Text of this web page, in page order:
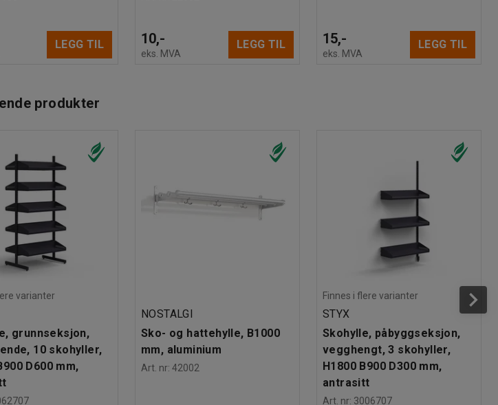
LEGG TIL 10,-
eks. MVA
LEGG TIL 15,-
eks. MVA
LEGG TIL
produkter
varianter
grunnseksjon,
10 skohyller,
D600 mm,
NOSTALGI
Sko- og hattehylle, B1000
mm, aluminium
Art. nr: 42002
Finnes i flere varianter
STYX
Skohylle, påbyggseksjon,
vegghengt, 3 skohyller,
H1800 B900 D300 mm,
antrasitt
Art. nr: 3006707